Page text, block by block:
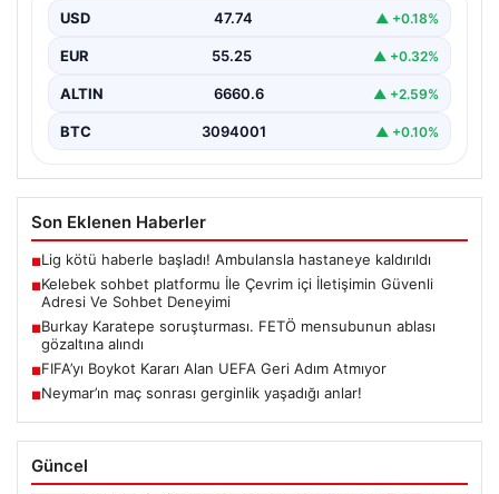
USD 47.74 ▲ +0.18%
EUR 55.25 ▲ +0.32%
ALTIN 6660.6 ▲ +2.59%
BTC 3094001 ▲ +0.10%
Son Eklenen Haberler
■Lig kötü haberle başladı! Ambulansla hastaneye kaldırıldı
■Kelebek sohbet platformu İle Çevrim içi İletişimin Güvenli
Adresi Ve Sohbet Deneyimi
■Burkay Karatepe soruşturması. FETÖ mensubunun ablası
gözaltına alındı
■FIFA’yı Boykot Kararı Alan UEFA Geri Adım Atmıyor
■Neymar’ın maç sonrası gerginlik yaşadığı anlar!
Güncel